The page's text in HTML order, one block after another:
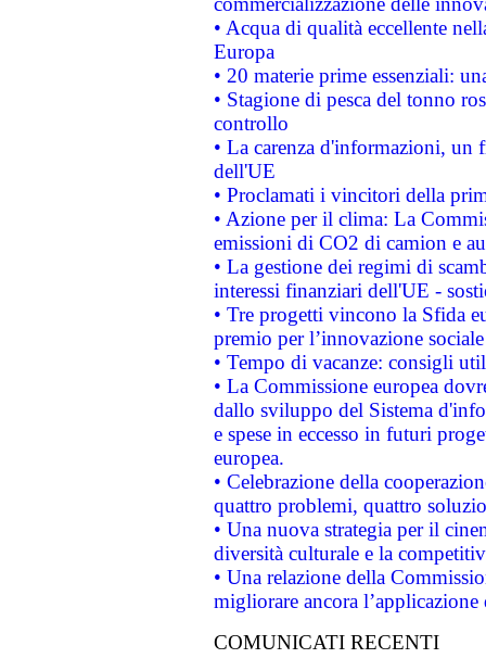
• Acqua di qualità eccellente
Europa
• 20 materie prime essenziali:
• Stagione di pesca del tonno
controllo
• La carenza d'informazioni, un
dell'UE
• Proclamati i vincitori della
• Azione per il clima: La
emissioni di CO2 di camion e
• La gestione dei regimi di
interessi finanziari dell'UE -
• Tre progetti vincono la Sfida
premio per l’innovazione sociale
• Tempo di vacanze: consigli
• La Commissione europea
dallo sviluppo del Sistema
e spese in eccesso in futuri
europea.
• Celebrazione della
quattro problemi, quattro
• Una nuova strategia per il
diversità culturale e la
• Una relazione della
migliorare ancora
COMUNICATI RECENTI